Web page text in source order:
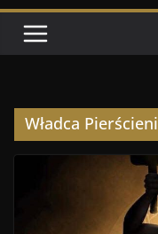
Władca Pierścieni